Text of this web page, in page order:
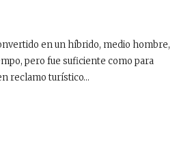
en un híbrido, medio hombre,
pero fue suficiente como para
reclamo turístico…